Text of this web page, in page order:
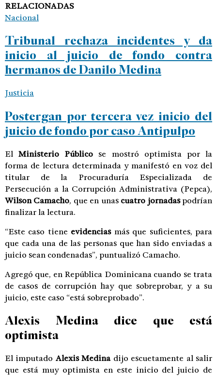
RELACIONADAS
Nacional
Tribunal rechaza incidentes y da
inicio al juicio de fondo contra
hermanos de Danilo Medina
Justicia
Postergan por tercera vez inicio del
juicio de fondo por caso Antipulpo
ElMinisterio Público se mostró optimista por la
forma de lectura determinada y manifestó en voz del
titular de la Procuraduría Especializada de
Persecución a la Corrupción Administrativa (Pepca),
Wilson Camacho, que en unas cuatro jornadaspodrían
finalizar la lectura.
“Este caso tiene evidencias más que suficientes, para
que cada una de las personas que han sido enviadas a
juicio sean condenadas”, puntualizó Camacho.
Agregó que, en República Dominicana cuando se trata
de casos de corrupción hay que sobreprobar, y a su
juicio, este caso “está sobreprobado”.
Alexis Medina dice que está
optimista
El imputado Alexis Medina dijo escuetamente al salir
que está muy optimista en este inicio del juicio de